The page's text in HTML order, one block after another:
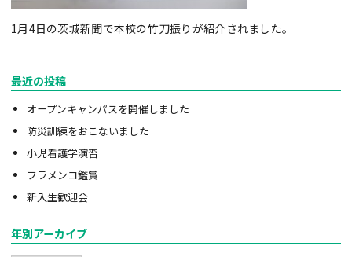
1月4日の茨城新聞で本校の竹刀振りが紹介されました。
最近の投稿
オープンキャンパスを開催しました
防災訓練をおこないました
小児看護学演習
フラメンコ鑑賞
新入生歓迎会
年別アーカイブ